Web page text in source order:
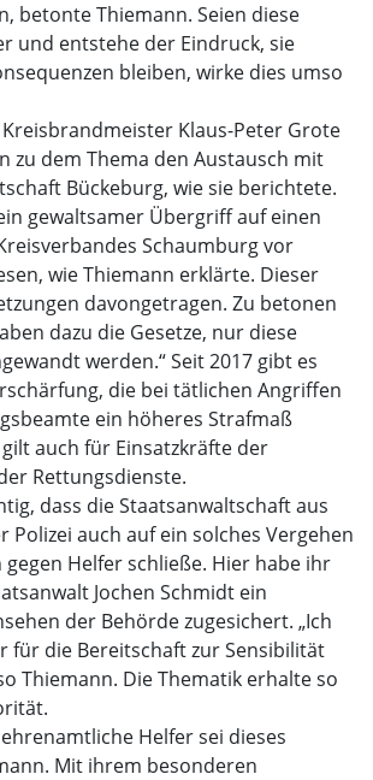
betonte Thiemann. Seien diese
und entstehe der Eindruck, sie
bleiben, wirke dies umso
Klaus-Peter Grote
zu dem Thema den Austausch mit
Bückeburg, wie sie berichtete.
gewaltsamer Übergriff auf einen
Schaumburg vor
wie Thiemann erklärte. Dieser
davongetragen. Zu betonen
dazu die Gesetze, nur diese
werden.“ Seit 2017 gibt es
die bei tätlichen Angriffen
ein höheres Strafmaß
auch für Einsatzkräfte der
Rettungsdienste.
dass die Staatsanwaltschaft aus
Polizei auch auf ein solches Vergehen
Helfer schließe. Hier habe ihr
Jochen Schmidt ein
der Behörde zugesichert. „Ich
für die Bereitschaft zur Sensibilität
Thiemann. Die Thematik erhalte so
Helfer sei dieses
Mit ihrem besonderen